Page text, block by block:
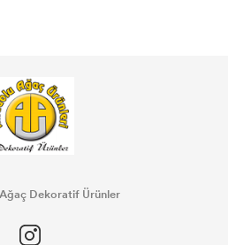
Dekoratif Ürünler